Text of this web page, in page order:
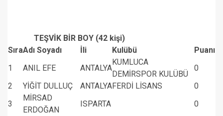
TEŞVİK BİR BOY (42 kişi)
SıraAdı Soyadı İli Kulübü
Puanı
1
ANIL EFE ANTALYA
KUMLUCA
DEMİRSPOR KULÜBÜ
0
2
YİĞİT DULLUÇ ANTALYAFERDİ LİSANS
0
3
MİRSAD
ERDOĞAN
ISPARTA 0